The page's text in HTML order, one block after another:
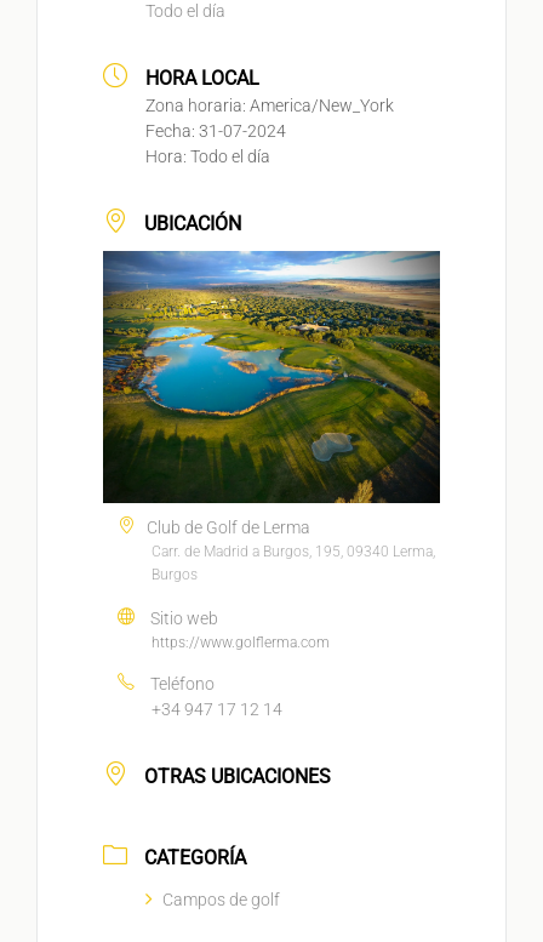
Todo el día
HORA LOCAL
Zona horaria: America/New_York
Fecha: 31-07-2024
Hora: Todo el día
UBICACIÓN
Club de Golf de Lerma
Carr. de Madrid a Burgos, 195, 09340 Lerma,
Burgos
Sitio web
https://www.golflerma.com
Teléfono
+34 947 17 12 14
OTRAS UBICACIONES
CATEGORÍA
Campos de golf